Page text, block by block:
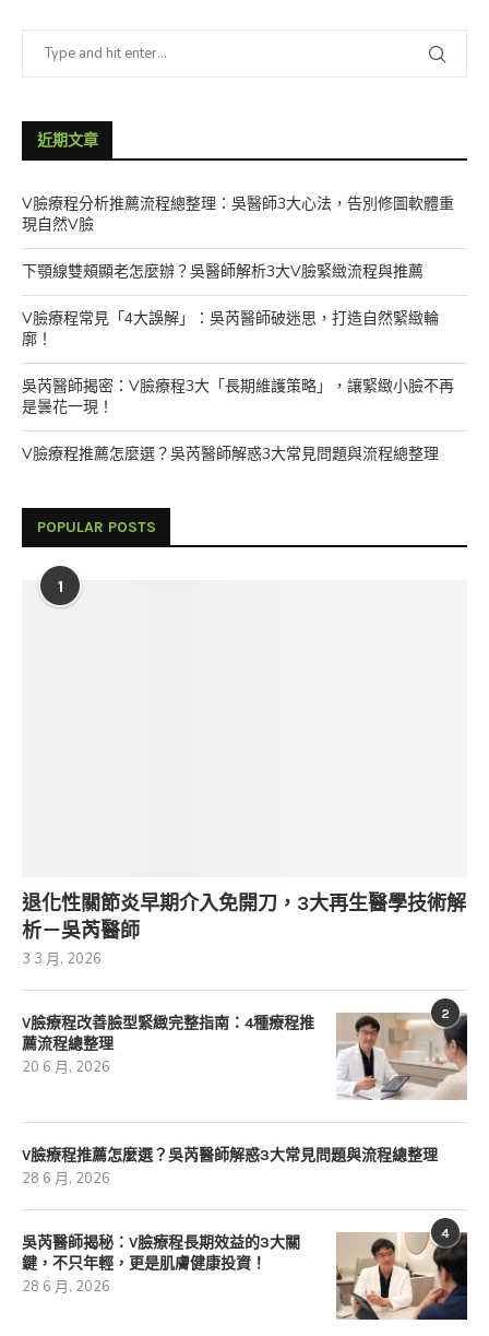
近期文章
V臉療程分析推薦流程總整理：吳醫師3大心法，告別修圖軟體重
現自然V臉
下顎線雙頰顯老怎麼辦？吳醫師解析3大V臉緊緻流程與推薦
V臉療程常見「4大誤解」：吳芮醫師破迷思，打造自然緊緻輪
廓！
吳芮醫師揭密：V臉療程3大「長期維護策略」，讓緊緻小臉不再
是曇花一現！
V臉療程推薦怎麼選？吳芮醫師解惑3大常見問題與流程總整理
POPULAR POSTS
1
退化性關節炎早期介入免開刀，3大再生醫學技術解
析－吳芮醫師
3 3 月, 2026
2
V臉療程改善臉型緊緻完整指南：4種療程推
薦流程總整理
20 6 月, 2026
V臉療程推薦怎麼選？吳芮醫師解惑3大常見問題與流程總整理
28 6 月, 2026
4
吳芮醫師揭秘：V臉療程長期效益的3大關
鍵，不只年輕，更是肌膚健康投資！
28 6 月, 2026